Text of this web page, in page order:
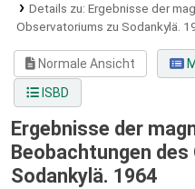
Details zu: Ergebnisse der
Observatoriums zu Sodankylä.
Normale Ansicht
ISBD
Ergebnisse der
Beobachtungen
Sodankylä. 1964